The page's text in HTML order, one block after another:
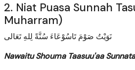
2. Niat Puasa Sunnah
Muharram)
نَوَيْتُ صَوْمَ تَاسُوْعَاءَ سُنَّةً لِلهِ تَعَالى
Nawaitu Shouma Taasuu'aa